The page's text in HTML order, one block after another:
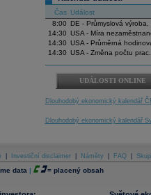
Čas Událost
8:00
DE - Průmyslová výroba,
14:30 USA - Míra
14:30 USA - Průměrná
14:30 USA - Změna počtu
UDÁLOSTI ONLINE
Dlouhodobý ekonomický kalendář
Dlouhodobý ekonomický kalendář
Investiční disclaimer Náměty FAQ
data | = placený obsah